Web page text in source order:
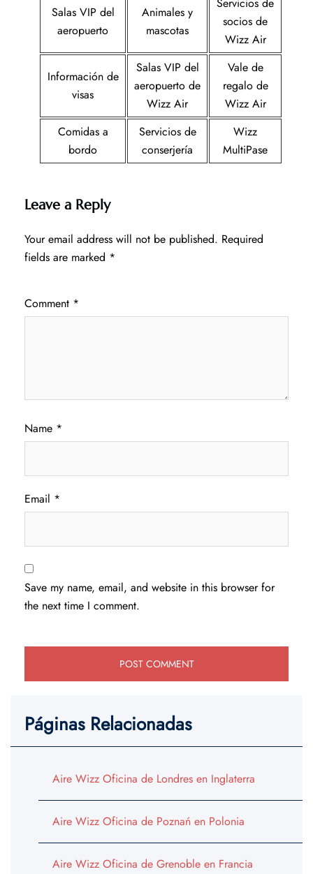
Salas VIP del
aeropuerto
Animales y
mascotas
Servicios de
socios de
Wizz Air
Información de
visas
Salas VIP del
aeropuerto de
Wizz Air
Vale de
regalo de
Wizz Air
Comidas a
bordo
Servicios de
conserjería
Wizz
MultiPase
Leave a Reply
Your email address will not be published. Required
fields are marked *
Comment *
Name *
Email *
Save my name, email, and website in this browser for
the next time I comment.
Páginas Relacionadas
Aire Wizz Oficina de Londres en Inglaterra
Aire Wizz Oficina de Poznań en Polonia
Aire Wizz Oficina de Grenoble en Francia